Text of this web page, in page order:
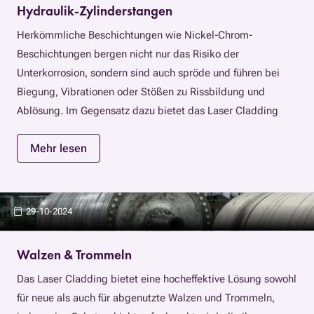
Cladding den Wartungsaufwand minimieren und Ihren
Betrieb reibungslos aufrechterhalten kann. Kontaktieren Sie
uns für weitere Informationen.
detail, using advanced materials to withstand the harshest
conditions. This enables businesses to reduce downtime,
save on operational costs, and achieve greater equipment
reliability.
Hydraulik-Zylinderstangen
Herkömmliche Beschichtungen wie Nickel-Chrom-
Beschichtungen bergen nicht nur das Risiko der
Unterkorrosion, sondern sind auch spröde und führen bei
Biegung, Vibrationen oder Stößen zu Rissbildung und
Ablösung. Im Gegensatz dazu bietet das Laser Cladding
Beanspruchung Flexibilität ohne Rissbildung ermöglicht.
vorkommen. Darüber hinaus können unsere
Reparaturlösungen beschädigte Stangen mit dickeren
dass die Flexibilität oder Stoßfestigkeit beeinträchtigt wird
- Probleme, die bei herkömmlichen Beschichtungen häufig
auftreten. Je nach Anwendung und Betriebsbedingungen
Mehr lesen
29-10-2024
Walzen & Trommeln
Das Laser Cladding bietet eine hocheffektive Lösung sowohl
für neue als auch für abgenutzte Walzen und Trommeln,